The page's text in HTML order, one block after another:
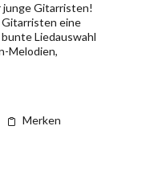
junge Gitarristen!
eine
Liedauswahl
Melodien,
Merken